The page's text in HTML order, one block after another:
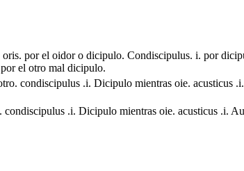
por el oidor o dicipulo. Condiscipulus. i. por
el otro mal dicipulo.
condiscipulus .i. Dicipulo mientras oie. acusticus
.i. Dicipulo mientras oie. acusticus .i.